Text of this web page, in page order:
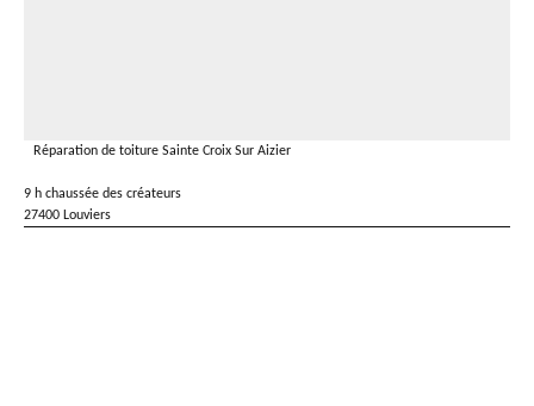
Réparation de toiture Sainte Croix Sur Aizier
9 h chaussée des créateurs
27400 Louviers